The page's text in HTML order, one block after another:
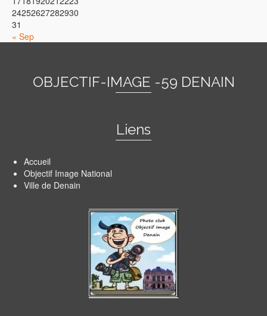
« Sep
24252627282930
31
OBJECTIF-IMAGE -59 DENAIN
Liens
Accueil
Objectif Image National
Ville de Denain